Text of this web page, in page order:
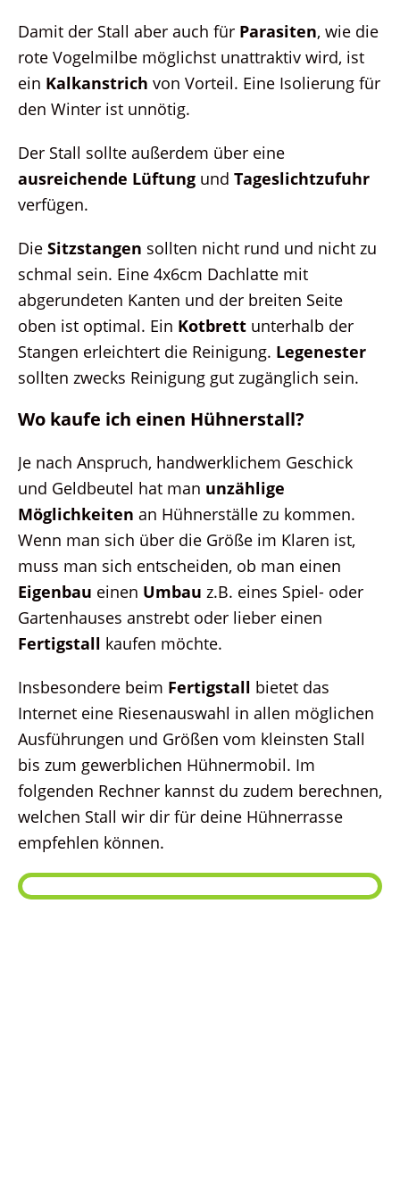
Damit der Stall aber auch für Parasiten, wie die
rote Vogelmilbe möglichst unattraktiv wird, ist
ein Kalkanstrich von Vorteil. Eine Isolierung für
den Winter ist unnötig.
Der Stall sollte außerdem über eine
ausreichende Lüftung und Tageslichtzufuhr
verfügen.
Die Sitzstangen sollten nicht rund und nicht zu
schmal sein. Eine 4x6cm Dachlatte mit
abgerundeten Kanten und der breiten Seite
oben ist optimal. Ein Kotbrett unterhalb der
Stangen erleichtert die Reinigung. Legenester
sollten zwecks Reinigung gut zugänglich sein.
Wo kaufe ich einen Hühnerstall?
Je nach Anspruch, handwerklichem Geschick
und Geldbeutel hat man unzählige
Möglichkeiten an Hühnerställe zu kommen.
Wenn man sich über die Größe im Klaren ist,
muss man sich entscheiden, ob man einen
Eigenbau einen Umbau z.B. eines Spiel- oder
Gartenhauses anstrebt oder lieber einen
Fertigstall kaufen möchte.
Insbesondere beim Fertigstall bietet das
Internet eine Riesenauswahl in allen möglichen
Ausführungen und Größen vom kleinsten Stall
bis zum gewerblichen Hühnermobil. Im
folgenden Rechner kannst du zudem berechnen,
welchen Stall wir dir für deine Hühnerrasse
empfehlen können.